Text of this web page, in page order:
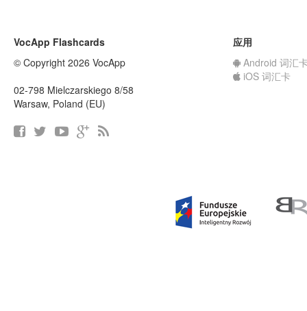
VocApp Flashcards
© Copyright 2026 VocApp
02-798 Mielczarskiego 8/58
Warsaw, Poland (EU)
应用
Android 词汇
iOS 词汇卡